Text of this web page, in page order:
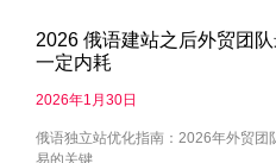
2026 俄语建站之后外贸团
一定内耗
2026年1月30日
俄语独立站优化指南：2026年外贸
易的关键